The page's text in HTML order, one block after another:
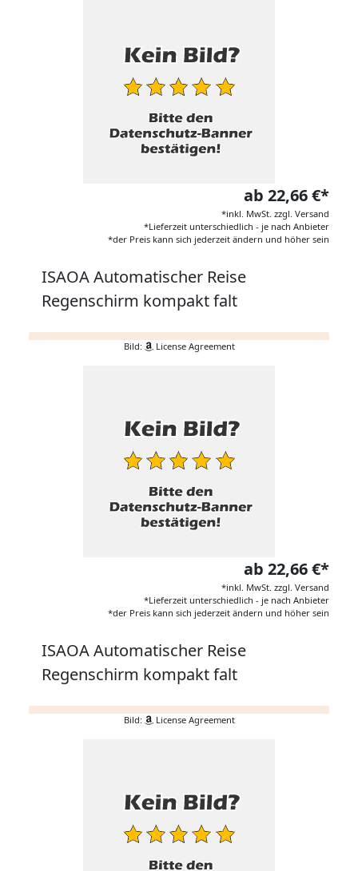
ab 22,66 €*
*inkl. MwSt. zzgl. Versand
*Lieferzeit unterschiedlich - je nach Anbieter
*der Preis kann sich jederzeit ändern und höher sein
ISAOA Automatischer Reise
Regenschirm kompakt falt
Bild: License Agreement
ab 22,66 €*
*inkl. MwSt. zzgl. Versand
*Lieferzeit unterschiedlich - je nach Anbieter
*der Preis kann sich jederzeit ändern und höher sein
ISAOA Automatischer Reise
Regenschirm kompakt falt
Bild: License Agreement